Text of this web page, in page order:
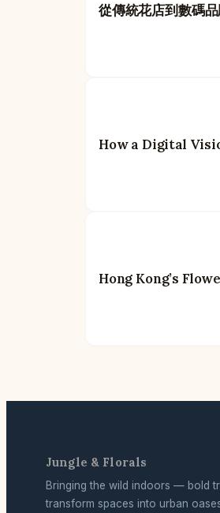
從傳統花店到數碼
How a Digital
Hong Kong’s
Jungle & Florals
Bringing the wild indoors — bold
transform spaces into urban